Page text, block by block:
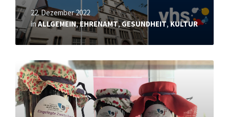
22. Dezember 2022
inALLGEMEIN,EHRENAMT,GESUNDHEIT,KULTUR
Mehr
erfahren